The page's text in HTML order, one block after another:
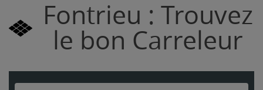
Fontrieu : Trouvez
le bon Carreleur